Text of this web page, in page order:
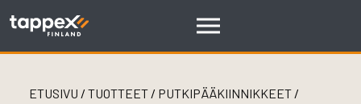
ETUSIVU / TUOTTEET/ PUTKIPÄÄKIINNIKKEET /